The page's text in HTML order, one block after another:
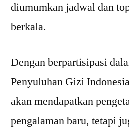
diumumkan jadwal dan
berkala.
Dengan berpartisipasi
Penyuluhan Gizi
akan mendapatkan
pengalaman baru, tetapi